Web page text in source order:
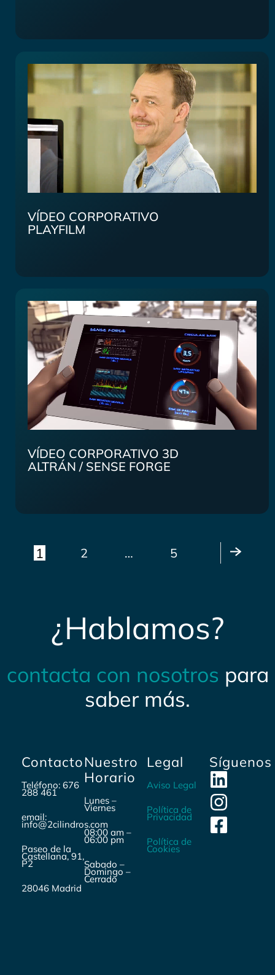
VÍDEO CORPORATIVO
PLAYFILM
VÍDEO CORPORATIVO 3D
ALTRÁN / SENSE FORGE
1 2 … 5
¿Hablamos?
contacta con nosotros para
saber más.
Contacto
Teléfono: 676
288 461
email:
info@2cilindros.com
Paseo de la
Castellana, 91,
P2
28046 Madrid
Nuestro
Horario
Lunes –
Viernes
08:00 am –
06:00 pm
Sabado –
Domingo –
Cerrado
Legal
Aviso Legal
Política de
Privacidad
Política de
Cookies
Síguenos